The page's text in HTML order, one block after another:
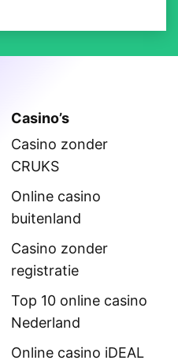
Casino’s
Casino zonder
CRUKS
Online casino
buitenland
Casino zonder
registratie
Top 10 online casino
Nederland
Online casino iDEAL